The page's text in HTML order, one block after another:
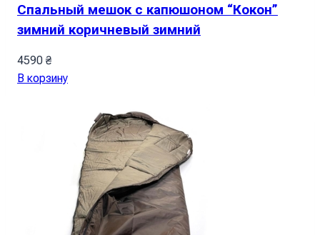
Спальный мешок с капюшоном “Кокон”
зимний коричневый зимний
4590 ₴
В корзину